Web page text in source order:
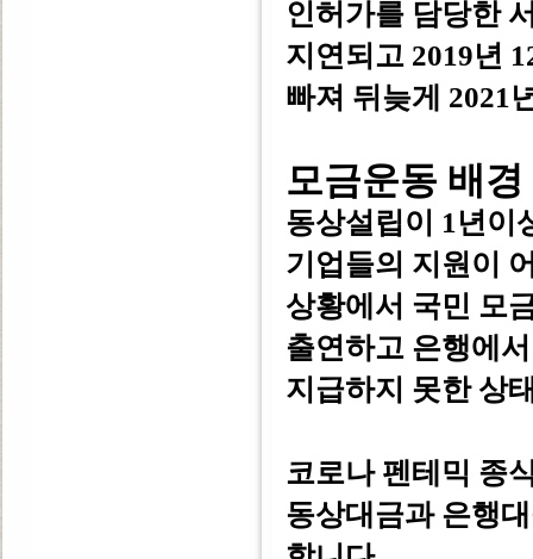
인허가를 담당한
지연되고 2019년
빠져 뒤늦게 2021
모금운동 배경
동상설립이 1년이
기업들의 지원이
상황에서 국민 모
출연하고 은행에
지급하지 못한 상
코로나 펜테믹 종
동상대금과 은행